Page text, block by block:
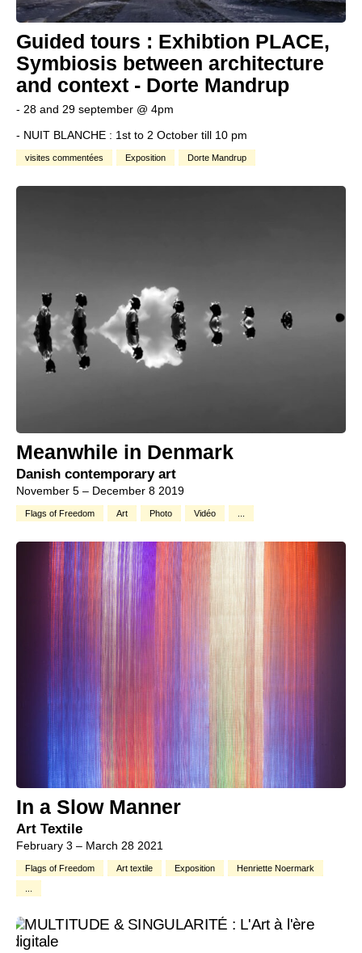
Guided tours : Exhibtion PLACE,
Symbiosis between architecture
and context - Dorte Mandrup
- 28 and 29 september @ 4pm
- NUIT BLANCHE : 1st to 2 October till 10 pm
visites commentées Exposition Dorte Mandrup
Meanwhile in Denmark
Danish contemporary art
November 5 – December 8 2019
Flags of Freedom Art Photo Vidéo
In a Slow Manner
Art Textile
February 3 – March 28 2021
Flags of Freedom Art textile Exposition Henriette Noermark